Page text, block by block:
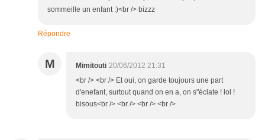
sommeille un enfant :)<br /> bizzz
Répondre
M Mimitouti 20/06/2012 21:31
<br /> <br /> Et oui, on garde toujours une part
d'enefant, surtout quand on en a, on s"éclate ! lol !
bisous<br /> <br /> <br /> <br />